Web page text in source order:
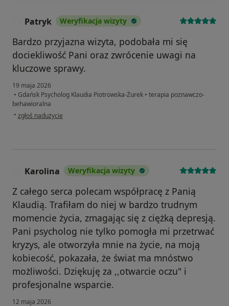
Patryk Weryfikacja wizyty
Bardzo przyjazna wizyta, podobała mi się
dociekliwość Pani oraz zwrócenie uwagi na
kluczowe sprawy.
19 maja 2026
• Gdańsk Psycholog Klaudia Piotrowska-Żurek • terapia poznawczo-
behawioralna
• w opinii użytkownika Patryk
zgłoś nadużycie
Karolina Weryfikacja wizyty
Z całego serca polecam współpracę z Panią
Klaudią. Trafiłam do niej w bardzo trudnym
momencie życia, zmagając się z ciężką depresją.
Pani psycholog nie tylko pomogła mi przetrwać
kryzys, ale otworzyła mnie na życie, na moją
kobiecość, pokazała, że świat ma mnóstwo
możliwości. Dziękuję za ,,otwarcie oczu" i
profesjonalne wsparcie.
12 maja 2026